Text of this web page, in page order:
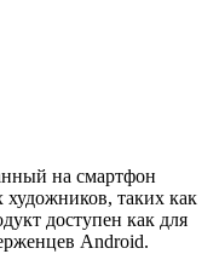
на смартфон
таких как
доступен как для
Android.